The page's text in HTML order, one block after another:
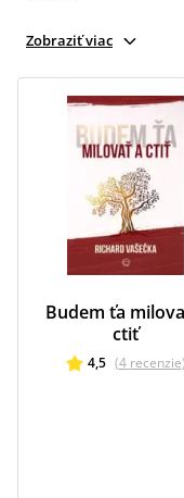
Zobraziť viac
Budem ťa
ctiť
4,5 (4 recenzie)